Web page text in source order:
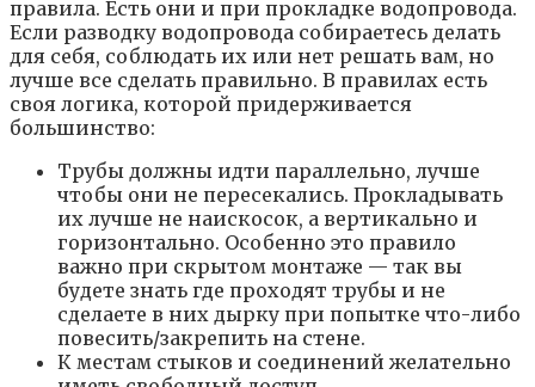
правила. Есть они и при прокладке водопровода.
Если разводку водопровода собираетесь делать
для себя, соблюдать их или нет решать вам, но
лучше все сделать правильно. В правилах есть
своя логика, которой придерживается
большинство:
Трубы должны идти параллельно, лучше
чтобы они не пересекались. Прокладывать
их лучше не наискосок, а вертикально и
горизонтально. Особенно это правило
важно при скрытом монтаже — так вы
будете знать где проходят трубы и не
сделаете в них дырку при попытке что-либо
повесить/закрепить на стене.
К местам стыков и соединений желательно